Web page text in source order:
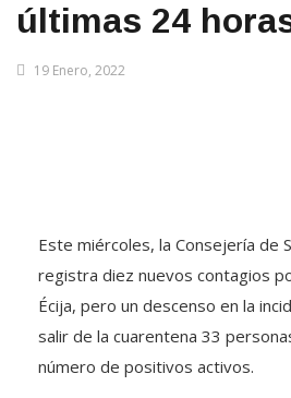
últimas 24
19 Enero, 2022
Este miércoles, la Consejería de
registra diez nuevos contagios
Écija, pero un descenso en la
salir de la cuarentena 33
número de positivos activos.